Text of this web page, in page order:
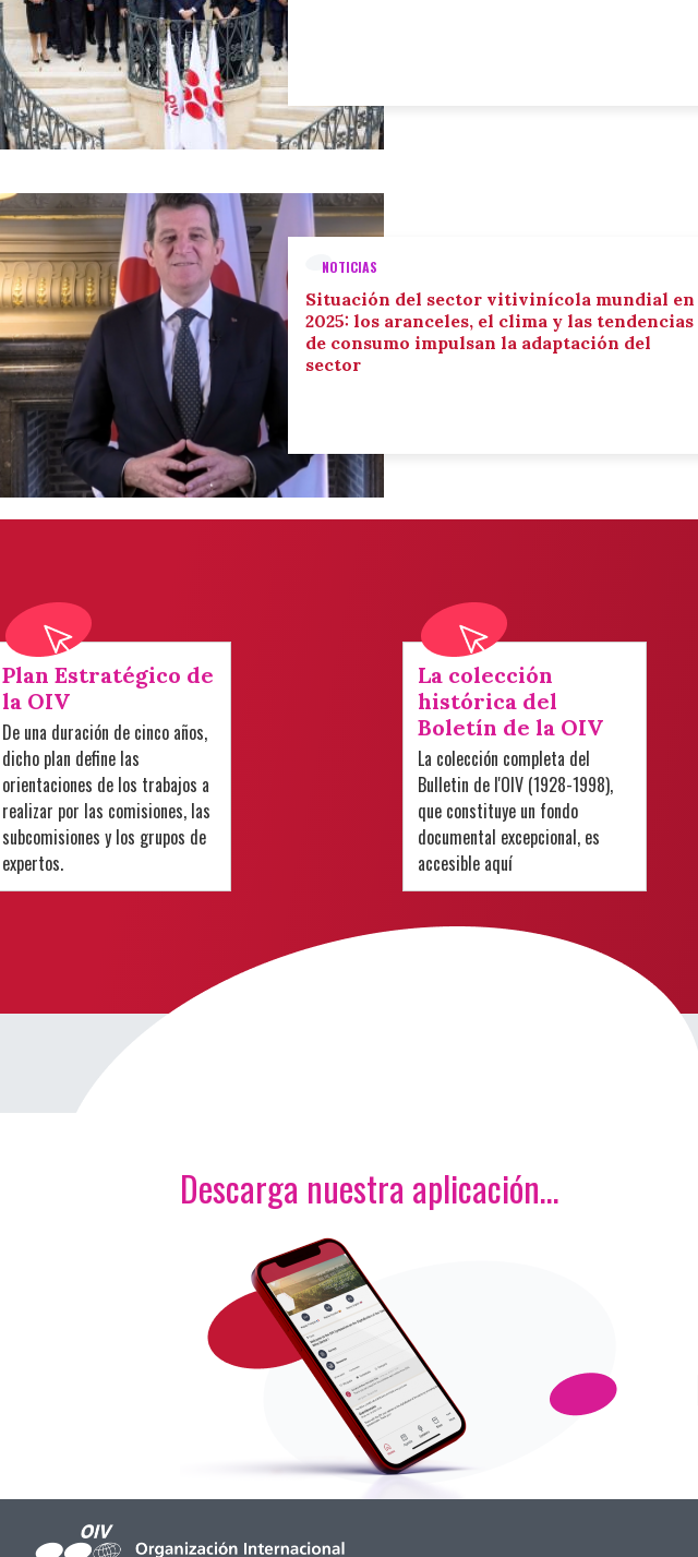
NOTICIAS
Situación del sector vitivinícola mundial en
2025: los aranceles, el clima y las tendencias
de consumo impulsan la adaptación del
sector
Plan Estratégico de
la OIV
De una duración de cinco años,
dicho plan define las
orientaciones de los trabajos a
realizar por las comisiones, las
subcomisiones y los grupos de
expertos.
La colección
histórica del
Boletín de la OIV
La colección completa del
Bulletin de l'OIV (1928-1998),
que constituye un fondo
documental excepcional, es
accesible aquí
Descarga nuestra aplicación…